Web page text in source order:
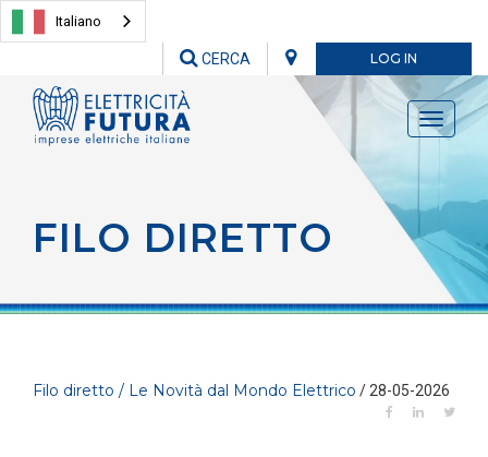
Italiano
LOG IN
CERCA
Toggle
FILO DIRETTO
Filo diretto / Le Novità dal Mondo Elettrico / 28-05-2026